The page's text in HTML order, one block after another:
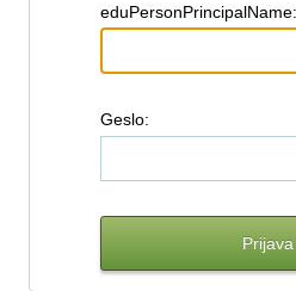
eduPersonPrincipalName:
Geslo: